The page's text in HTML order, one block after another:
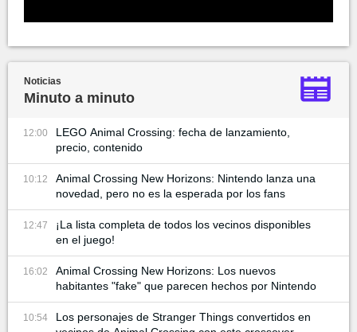
Noticias
Minuto a minuto
12:00
LEGO Animal Crossing: fecha de lanzamiento,
precio, contenido
10:12
Animal Crossing New Horizons: Nintendo lanza una
novedad, pero no es la esperada por los fans
12:47
¡La lista completa de todos los vecinos disponibles
en el juego!
16:02
Animal Crossing New Horizons: Los nuevos
habitantes "fake" que parecen hechos por Nintendo
10:54
Los personajes de Stranger Things convertidos en